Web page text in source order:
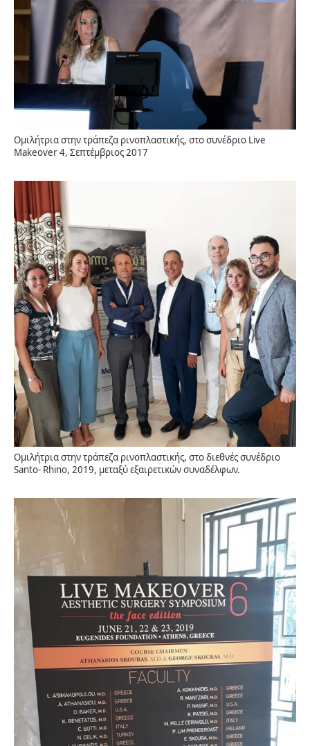
Ομιλήτρια στην τράπεζα ρινοπλαστικής, στο συνέδριο Live
Makeover 4, Σεπτέμβριος 2017
Ομιλήτρια στην τράπεζα ρινοπλαστικής, στο διεθνές συνέδριο
Santo- Rhino, 2019, μεταξύ εξαιρετικών συναδέλφων.